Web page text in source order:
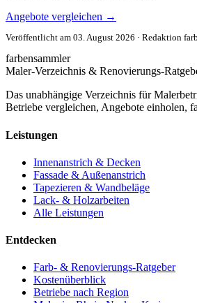
Angebote vergleichen →
Veröffentlicht am 03. August 2026 · Redaktion
farbensammler
Maler-Verzeichnis & Renovierungs-
Das unabhängige Verzeichnis für
Betriebe vergleichen, Angebote einholen,
Leistungen
Innenanstrich & Decken
Fassade & Außenanstrich
Tapezieren & Wandbeläge
Lack- & Holzarbeiten
Alle Leistungen
Entdecken
Farb- & Renovierungs-Ratgeber
Kostenüberblick
Betriebe nach Region